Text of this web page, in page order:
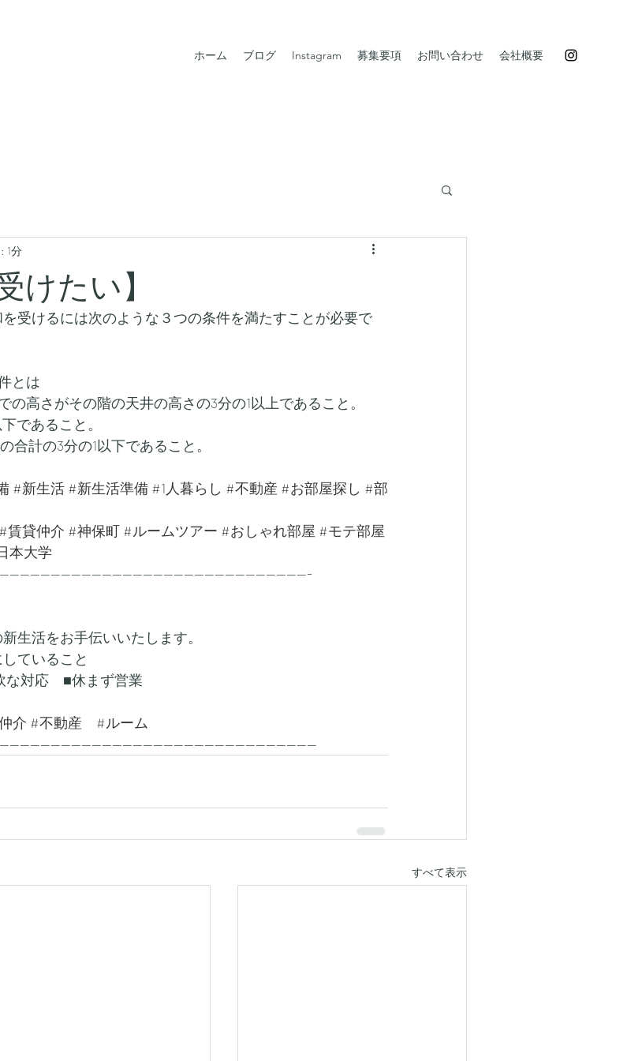
ホーム ブログ Instagram 募集要項 お問い合わせ 会社概要
けたい】
1分
受けるには次のような３つの条件を満たすことが必要で
とは
の高さがその階の天井の高さの3分の1以上であること。
であること。
合計の3分の1以下であること。
#新生活 #新生活準備 #1人暮らし #不動産 #お部屋探し #部
#賃貸仲介 #神保町 #ルームツアー #おしゃれ部屋 #モテ部屋
本大学
生活をお手伝いいたします。
ていること
対応　■休まず営業
介 #不動産
#ルーム
すべて表示